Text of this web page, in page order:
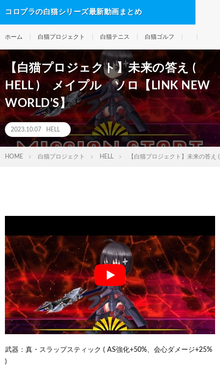
コロプラの白猫シリーズ最新動画まとめ
ホーム 白猫プロジェクト 白猫テニス 白猫ゴルフ
【白猫プロジェクト】未来の答え (
HELL ) メイプル ソロ【LINK NEW
WORLD’S】
2023.10.07 HELL
HOME 白猫プロジェクト HELL 【白猫プロジェクト】未来の答
武器：真・スラップスティック ( AS強化+50%、会心ダメージ+25%
)